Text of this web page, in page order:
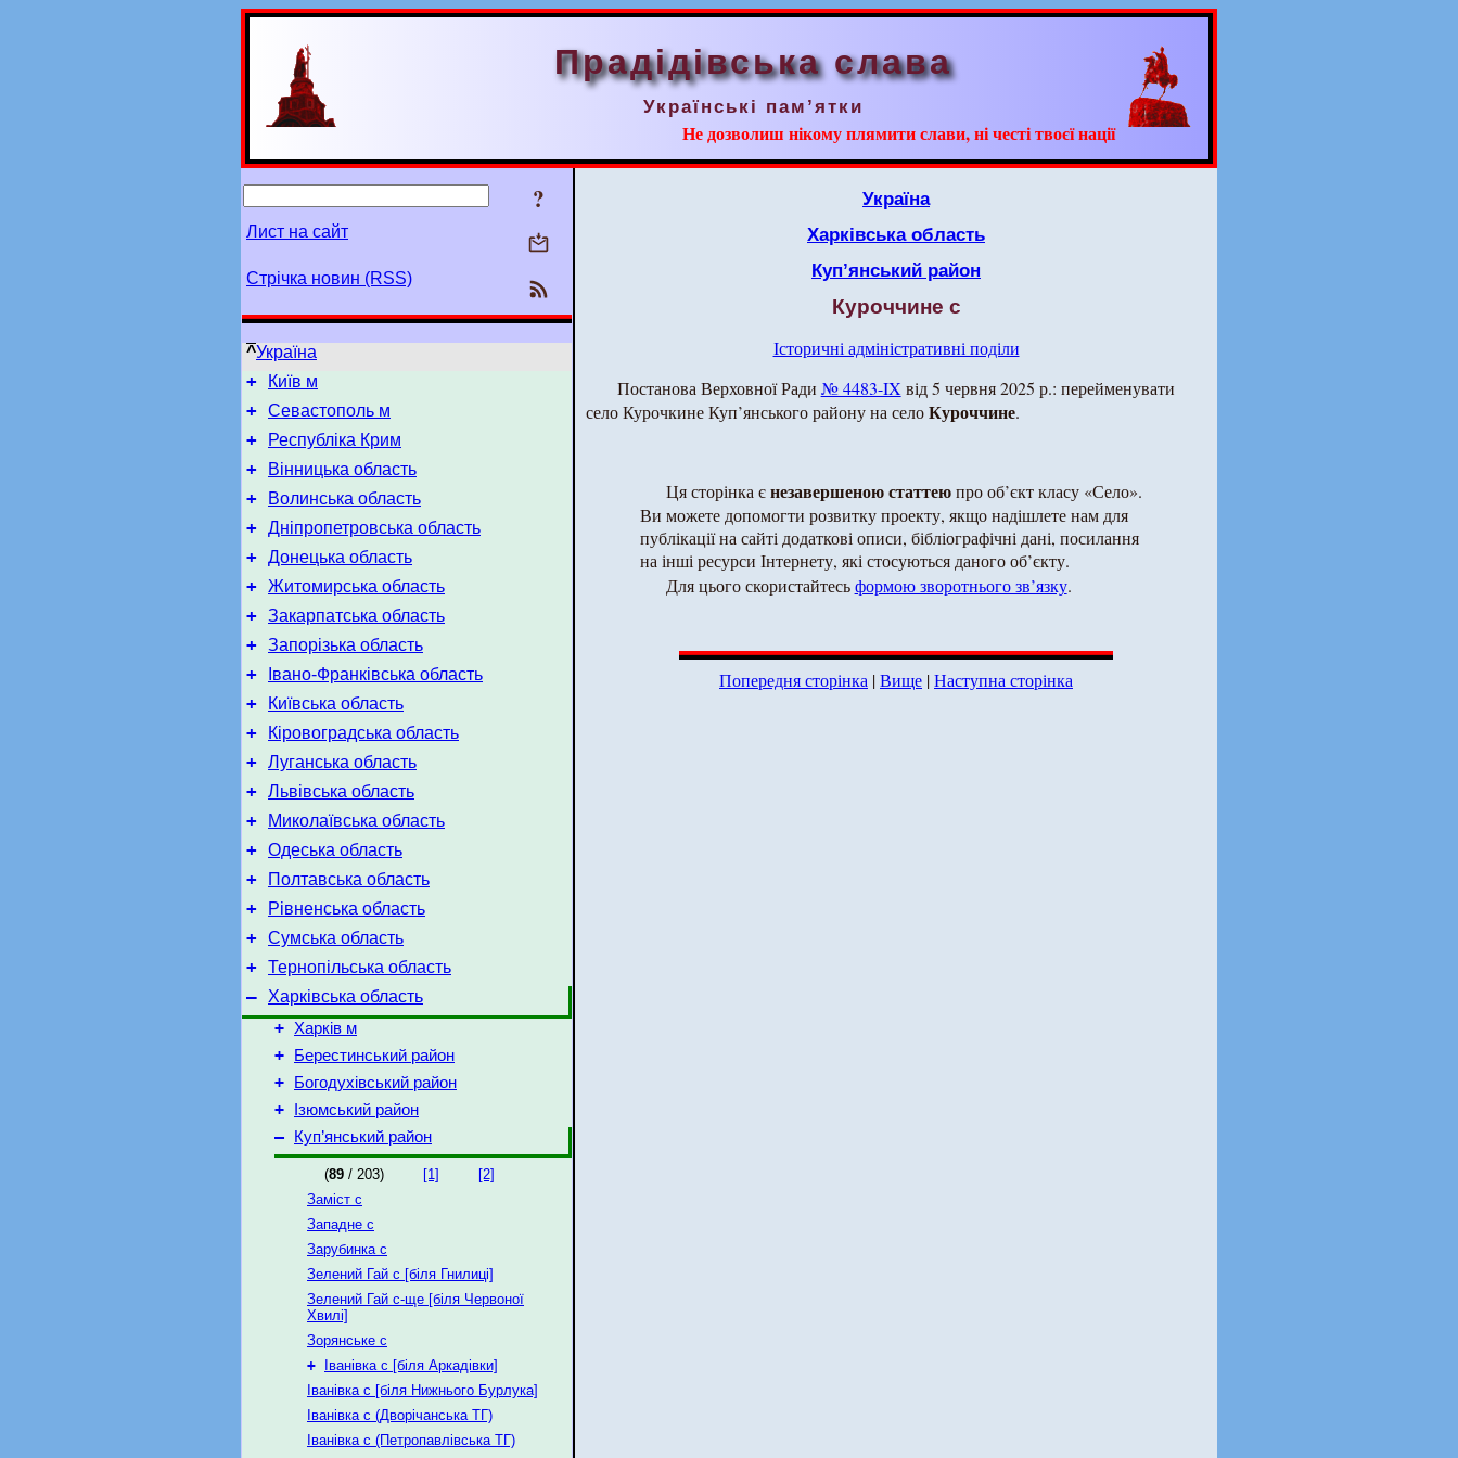
Прадідівська слава
Українські пам’ятки
Не дозволиш нікому плямити слави, ні честі твоєї нації
?
Лист на сайт
Стрічка новин (RSS)
^Україна
+ Київ м
+ Севастополь м
+ Республіка Крим
+ Вінницька область
+ Волинська область
+ Дніпропетровська область
+ Донецька область
+ Житомирська область
+ Закарпатська область
+ Запорізька область
+ Івано-Франківська область
+ Київська область
+ Кіровоградська область
+ Луганська область
+ Львівська область
+ Миколаївська область
+ Одеська область
+ Полтавська область
+ Рівненська область
+ Сумська область
+ Тернопільська область
–
Харківська область
+
Харків м
+ Берестинський район
+ Богодухівський район
+ Ізюмський район
– Куп’янський район
(89 / 203) [1]
[2]
Заміст с
Западне с
Зарубинка с
Зелений Гай с [біля Гнилиці]
Зелений Гай с-ще [біля Червоної
Хвилі]
Зорянське с
+
Іванівка с [біля Аркадівки]
Іванівка с [біля Нижнього Бурлука]
Іванівка с (Дворічанська ТГ)
Іванівка с (Петропавлівська ТГ)
Україна
Харківська область
Куп’янський район
Куроччине с
Історичні адміністративні поділи
Постанова Верховної Ради № 4483-IX від 5 червня 2025 р.: перейменувати
село Курочкине Куп’янського району на селоКуроччине.
Ця сторінка єнезавершеною статтеюпро об’єкт класу «Село».
Ви можете допомогти розвитку проекту, якщо надішлете нам для
публікації на сайті додаткові описи, бібліографічні дані, посилання
на інші ресурси Інтернету, які стосуються даного об’єкту.
Для цього скористайтесьформою зворотнього зв’язку.
Попередня сторінка |Вище |Наступна сторінка